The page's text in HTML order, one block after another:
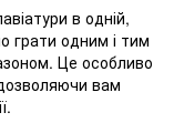
в одній,
грати одним і тим
Це особливо
вам